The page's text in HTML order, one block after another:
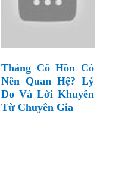
Tháng Cô Hồn Có
Nên Quan Hệ? Lý
Do Và Lời Khuyên
Từ Chuyên Gia